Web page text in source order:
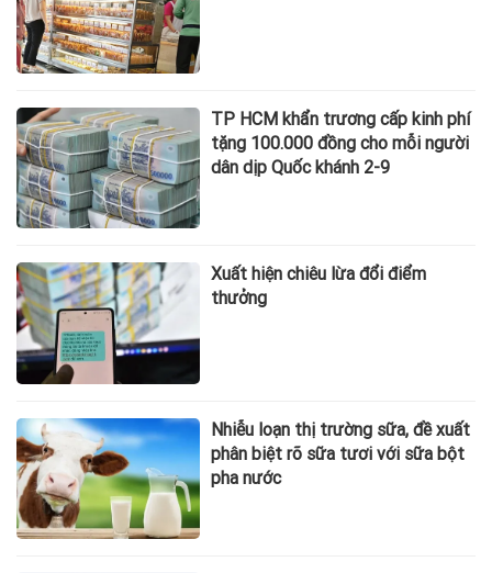
TP HCM khẩn trương cấp kinh phí
tặng 100.000 đồng cho mỗi người
dân dịp Quốc khánh 2-9
Xuất hiện chiêu lừa đổi điểm
thưởng
Nhiễu loạn thị trường sữa, đề xuất
phân biệt rõ sữa tươi với sữa bột
pha nước